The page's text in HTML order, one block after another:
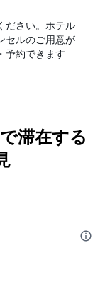
ださい。ホテル
セルのご用意が
予約できます
滞在する